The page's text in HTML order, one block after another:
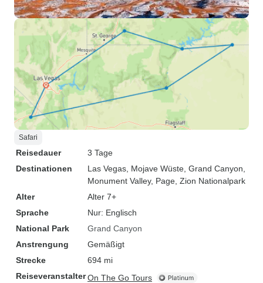
Safari
Reisedauer
3 Tage
Destinationen
Las Vegas , Mojave Wüste , Grand Canyon
Monument Valley, Page , Zion Nationalpark
Alter
Alter 7+
Sprache
Nur: Englisch
National Park
Grand Canyon
Anstrengung
Gemäßigt
Strecke
694 mi
ReiseveranstalterOn The Go Tours